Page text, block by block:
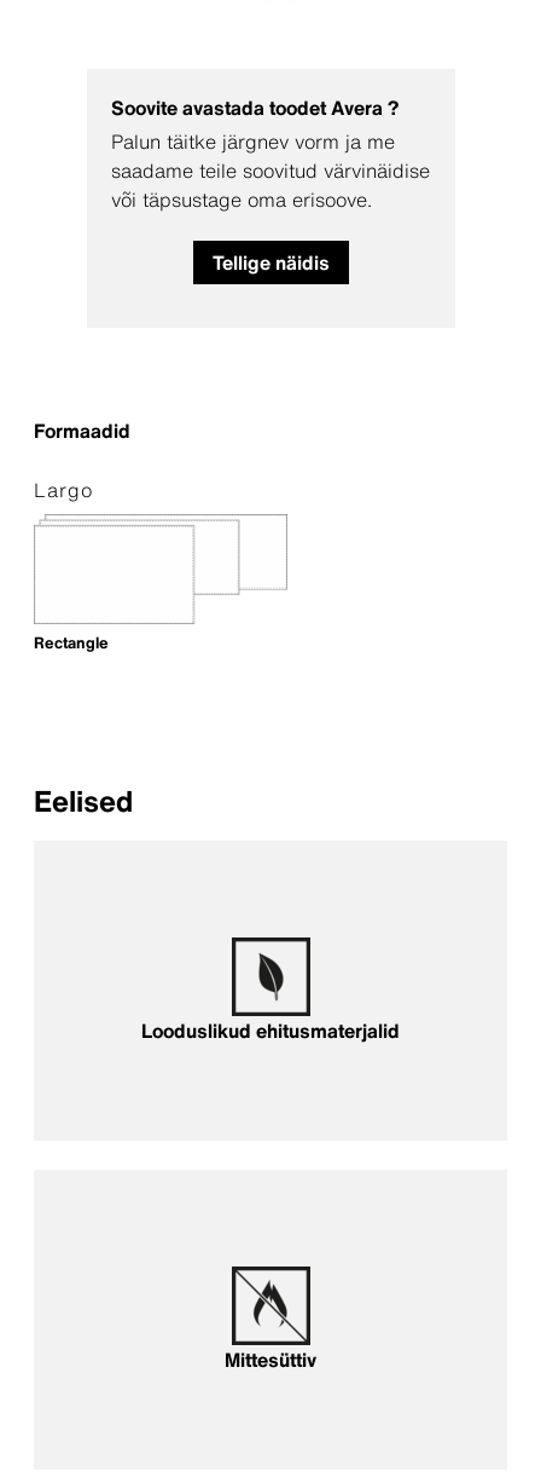
Soovite avastada toodet Avera ?
Palun täitke järgnev vorm ja me
saadame teile soovitud värvinäidise
või täpsustage oma erisoove.
Tellige näidis
Formaadid
Largo
Rectangle
Eelised
Looduslikud ehitusmaterjalid
Mittesüttiv